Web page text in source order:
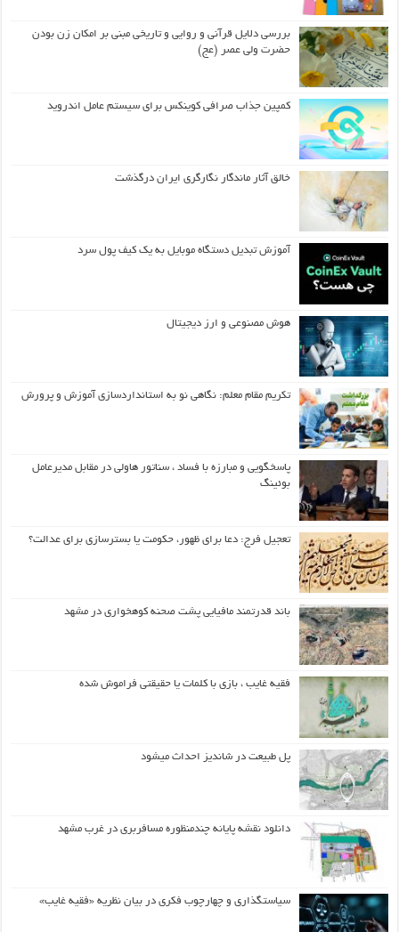
بررسی دلایل قرآنی و روایی و تاریخی مبنی بر امکان زن بودن
حضرت ولی عصر (عج)
کمپین جذاب صرافی کوینکس برای سیستم عامل اندروید
خالق آثار ماندگار نگارگری ایران درگذشت
آموزش تبدیل دستگاه موبایل به یک کیف‌ پول سرد
هوش مصنوعی و ارز دیجیتال
تکریم مقام معلم: نگاهی نو به استانداردسازی آموزش و پرورش
پاسخگویی و مبارزه با فساد ، سناتور هاولی در مقابل مدیرعامل
بوئینگ
تعجیل فرج: دعا برای ظهور، حکومت یا بسترسازی برای عدالت؟
باند قدرتمند مافیایی پشت صحنه کوهخواری در مشهد
فقیه غایب ، بازی با کلمات یا حقیقتی فراموش شده
پل طبیعت در شاندیز احداث میشود
دانلود نقشه پایانه چندمنظوره مسافربری در غرب مشهد
سیاستگذاری و چهارچوب فکری در بیان نظریه «فقیه غایب»